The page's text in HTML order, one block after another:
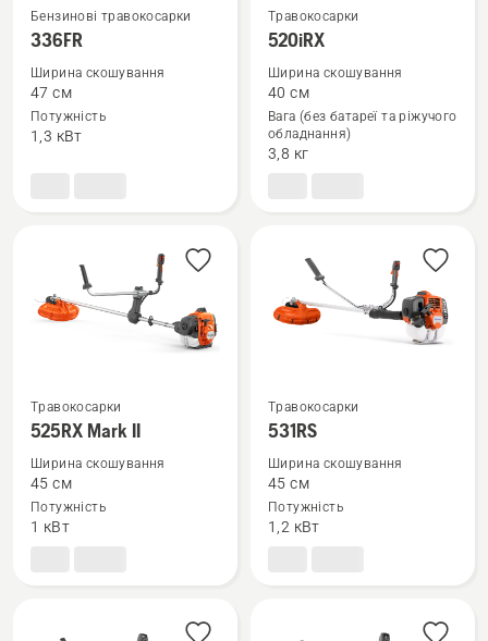
Переглянути
деталей
про
336FR
Бензинові травокосарки
336FR
Ширина скошування
47 см
Потужність
1,3 кВт
Переглянути
деталей
про
520iRX
Травокосарки
520iRX
Ширина скошування
40 см
Вага (без батареї та ріжучого
обладнання)
3,8 кг
Переглянути
більше
деталей
525RX
Травокосарки
525RX Mark II
Ширина скошування
45 см
Потужність
1 кВт
Переглянути
більше
деталей
531RS
Травокосарки
531RS
Ширина скошування
45 см
Потужність
1,2 кВт